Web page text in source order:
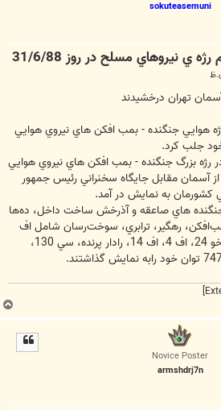
sokuteasemuni
تهران درخشيدند
هوايي جنگنده - بمب افكن هاي نيروي هوايي
جلب کرد.
رژه بزرگ جنگنده - بمب افكن هاي نيروي هوايي
دسته‌هاي 3 تايي از آسمان مقابل جايگاه سخنراني رئيس جمهور
کشورمان به نمايش در آمد.
جنگنده هاي صاعقه و آذرخش ساخت داخل، ده‌ها
رهگير، ترابري، سوخت‌رسان شامل اف
5، صاعقه، ميگ29، اف7، سوخو 24، اف 4، اف 14، رادار پرنده، سي 130،
ب
ا
Novice Poster
armshdrj7n